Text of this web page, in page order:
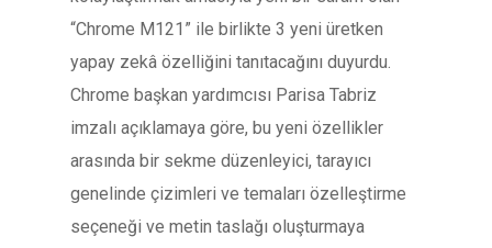
“Chrome M121” ile birlikte 3 yeni üretken
yapay zekâ özelliğini tanıtacağını duyurdu.
Chrome başkan yardımcısı Parisa Tabriz
imzalı açıklamaya göre, bu yeni özellikler
arasında bir sekme düzenleyici, tarayıcı
genelinde çizimleri ve temaları özelleştirme
seçeneği ve metin taslağı oluşturmaya